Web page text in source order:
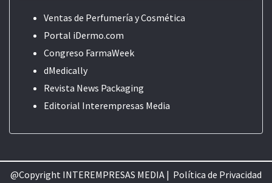
Ventas de Perfumería y Cosmética
Portal iDermo.com
Congreso FarmaWeek
dMedically
Revista News Packaging
Editorial Interempresas Media
@Copyright INTEREMPRESAS MEDIA | Política de Privacidad